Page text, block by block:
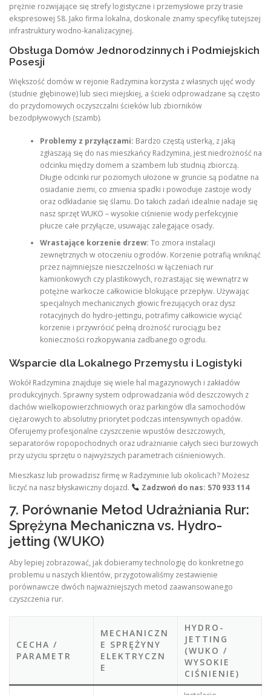
prężnie rozwijające się strefy logistyczne i przemysłowe przy trasie
ekspresowej S8. Jako firma lokalna, doskonale znamy specyfikę tutejszej
infrastruktury wodno-kanalizacyjnej.
Obsługa Domów Jednorodzinnych i Podmiejskich
Posesji
Większość domów w rejonie Radzymina korzysta z własnych ujęć wody
(studnie głębinowe) lub sieci miejskiej, a ścieki odprowadzane są często
do przydomowych oczyszczalni ścieków lub zbiorników
bezodpływowych (szamb).
Problemy z przyłączami: Bardzo częstą usterką, z jaką
zgłaszają się do nas mieszkańcy Radzymina, jest niedrożność na
odcinku między domem a szambem lub studnią zbiorczą.
Długie odcinki rur poziomych ułożone w gruncie są podatne na
osiadanie ziemi, co zmienia spadki i powoduje zastoje wody
oraz odkładanie się ślamu. Do takich zadań idealnie nadaje się
nasz sprzęt WUKO – wysokie ciśnienie wody perfekcyjnie
płucze całe przyłącze, usuwając zalegające osady.
Wrastające korzenie drzew: To zmora instalacji
zewnętrznych w otoczeniu ogrodów. Korzenie potrafią wniknąć
przez najmniejsze nieszczelności w łączeniach rur
kamionkowych czy plastikowych, rozrastając się wewnątrz w
potężne warkocze całkowicie blokujące przepływ. Używając
specjalnych mechanicznych głowic frezujących oraz dysz
rotacyjnych do hydro-jettingu, potrafimy całkowicie wyciąć
korzenie i przywrócić pełną drożność rurociągu bez
konieczności rozkopywania zadbanego ogrodu.
Wsparcie dla Lokalnego Przemysłu i Logistyki
Wokół Radzymina znajduje się wiele hal magazynowych i zakładów
produkcyjnych. Sprawny system odprowadzania wód deszczowych z
dachów wielkopowierzchniowych oraz parkingów dla samochodów
ciężarowych to absolutny priorytet podczas intensywnych opadów.
Oferujemy profesjonalne czyszczenie wpustów deszczowych,
separatorów ropopochodnych oraz udrażnianie całych sieci burzowych
przy użyciu sprzętu o najwyższych parametrach ciśnieniowych.
Mieszkasz lub prowadzisz firmę w Radzyminie lub okolicach? Możesz
liczyć na nasz błyskawiczny dojazd.
Zadzwoń do nas: 570 933 114
7. Porównanie Metod Udrażniania Rur:
Sprężyna Mechaniczna vs. Hydro-
jetting (WUKO)
Aby lepiej zobrazować, jak dobieramy technologię do konkretnego
problemu u naszych klientów, przygotowaliśmy zestawienie
porównawcze dwóch najważniejszych metod zaawansowanego
czyszczenia rur.
CECHA /
PARAMETR
MECHANICZN
E SPRĘŻYNY
ELEKTRYCZN
E
HYDRO-
JETTING
(WUKO /
WYSOKIE
CIŚNIENIE)